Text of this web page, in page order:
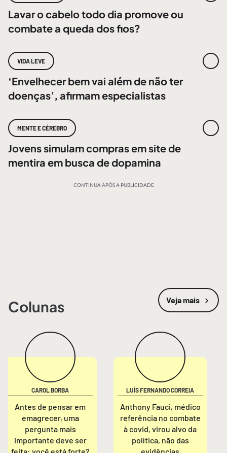
Lavar o cabelo todo dia promove ou
combate a queda dos fios?
VIDA LEVE
‘Envelhecer bem vai além de não ter
doenças’, afirmam especialistas
MENTE E CÉREBRO
Jovens simulam compras em site de
mentira em busca de dopamina
CONTINUA APÓS A PUBLICIDADE
Colunas Veja mais
CAROL BORBA
Antes de pensar em
emagrecer, uma
pergunta mais
importante deve ser
LUÍS FERNANDO CORREIA
Anthony Fauci, médico
referência no combate
à covid, virou alvo da
política, não das